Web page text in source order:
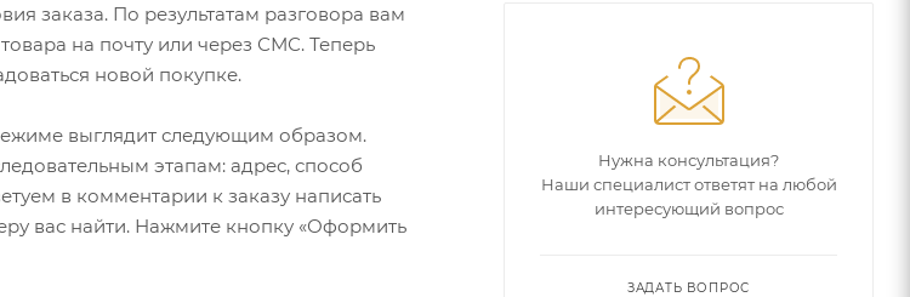
заказа. По результатам разговора вам
на почту или через СМС. Теперь
новой покупке.
выглядит следующим образом.
этапам: адрес, способ
в комментарии к заказу написать
вас найти. Нажмите кнопку «Оформить
Нужна консультация?
Наши специалист ответят на любой
интересующий вопрос
ЗАДАТЬ ВОПРОС